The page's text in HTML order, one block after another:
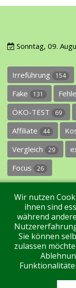
Sonntag, 09.
Irreführung 154
Fake 131
ÖKO-TEST 69
Affiliate 44
Vergleich 29
Focus 26
Impressum
Tags
Wir nutzen
ihnen sind
während
Sie können
zulassen